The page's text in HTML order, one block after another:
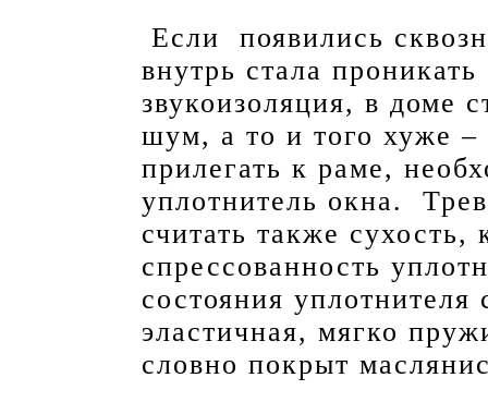
Если появились
внутрь стала
звукоизоляция, в доме
шум, а то и того хуже –
прилегать к раме,
уплотнитель окна.
считать также
спрессованность
состояния
эластичная, мягко
словно покрыт